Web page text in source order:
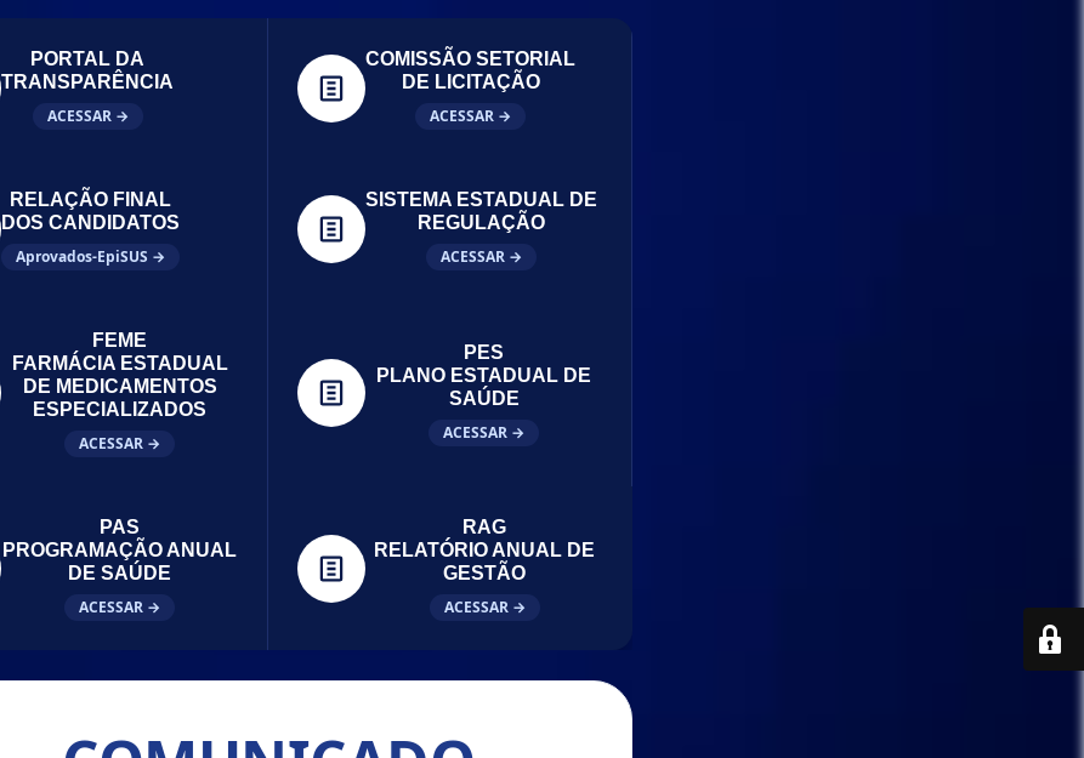
PORTAL DA
TRANSPARÊNCIA
ACESSAR →
COMISSÃO SETORIAL
DE LICITAÇÃO
ACESSAR →
RELAÇÃO FINAL
DOS CANDIDATOS
Aprovados-EpiSUS →
SISTEMA ESTADUAL DE
REGULAÇÃO
ACESSAR →
FEME
FARMÁCIA ESTADUAL
DE MEDICAMENTOS
ESPECIALIZADOS
ACESSAR →
PES
PLANO ESTADUAL DE
SAÚDE
ACESSAR →
PAS
PROGRAMAÇÃO ANUAL
DE SAÚDE
ACESSAR →
RAG
RELATÓRIO ANUAL DE
GESTÃO
ACESSAR →